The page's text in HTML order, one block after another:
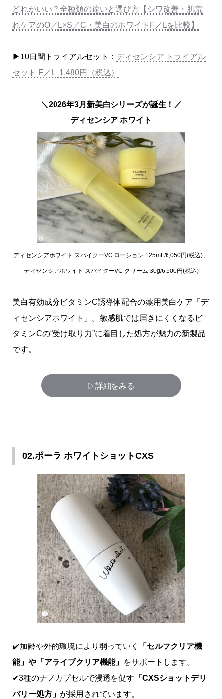
どれがいい？全種類の違いと選び方【シワ改善・肌荒
れケアのO／L×S／C・美白のホワイトF／Lを比較】
▶10日間トライアルセット： ディセンシア トライアル
セット F／L 1,480円（税込）
＼2026年3月新美白シリーズが誕生！／
ディセンシア ホワイト
ディセンシアホワイト スパイクーVC ローション 125mL/6,050円(税込)、
ディセンシアホワイト スパイクーVC クリーム 30g/6,600円(税込)
美白有効成分ビタミンC誘導体配合の薬用美白ケア「デ
ィセンシアホワイト」。敏感肌では届きにくくなるビ
タミンCの“受け取り力”に着目した処方が魅力の新製品
です。
▷詳細をみる
02.ポーラ ホワイトショットCXS
✔️加齢や外的環境により弱っていく
「セルフクリア機
能」や「アライブクリア機能」 をサポートします。
✔3種のナノカプセルで浸透を促す 「CXSショットデリ
バリー処方」 が採用されています。